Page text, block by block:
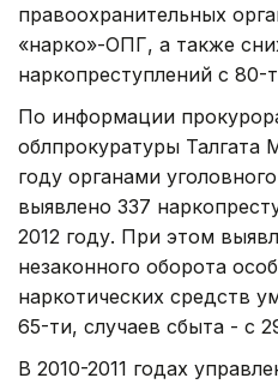
правоохранительных
«нарко»-ОПГ, а также
наркопреступлений с
По информации
облпрокуратуры
году органами
выявлено 337
2012 году. При этом
незаконного оборота
наркотических средств
65-ти, случаев сбыта - с
В 2010-2011 годах